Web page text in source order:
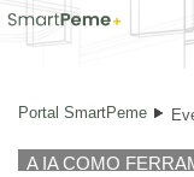
Evento
Portal SmartPeme
A IA COMO